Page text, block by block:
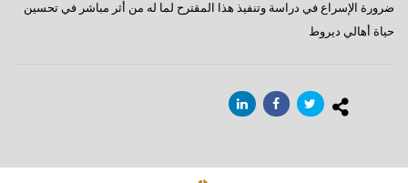
ضرورة الإسراع في دراسة وتنفيذ هذا المقترح لما له من أثر مباشر في تحسين
حياة أهالي ديروط